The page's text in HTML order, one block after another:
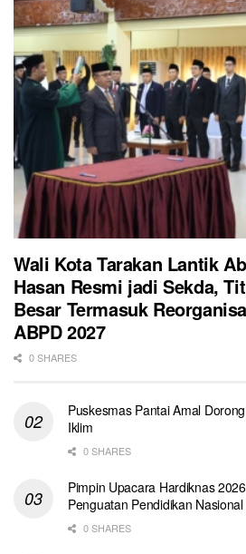
Wali Kota Tarakan Lantik
Hasan Resmi jadi Sekda,
Besar Termasuk
ABPD 2027
0 SHARES
Puskesmas Pantai Amal
Iklim
0 SHARES
Pimpin Upacara Hardiknas
Penguatan Pendidikan Nasional
0 SHARES